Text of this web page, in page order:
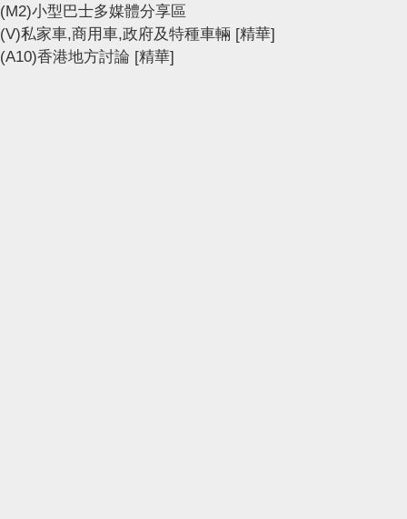
(M2)小型巴士多媒體分享區
(V)私家車,商用車,政府及特種車輛 [精華]
(A10)香港地方討論 [精華]